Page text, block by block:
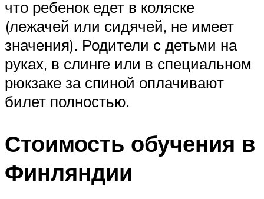
что ребенок едет в коляске
(лежачей или сидячей, не имеет
значения). Родители с детьми на
руках, в слинге или в специальном
рюкзаке за спиной оплачивают
билет полностью.
Стоимость обучения в
Финляндии